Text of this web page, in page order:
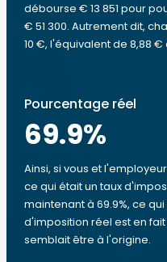
débourse € 13 851 pour
€ 51 300. Autrement dit,
10 €, l'équivalent de 8,88
Pourcentage réel
69.9%
Ainsi, si vous et
ce qui était un taux
maintenant à 69.9%, ce
d'imposition réel est en fait
semblait être à l'origine.